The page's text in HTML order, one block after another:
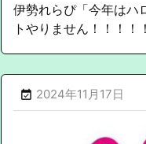
伊勢れらぴ「今年はハ
トやりません！！！！
 2024年11月17日